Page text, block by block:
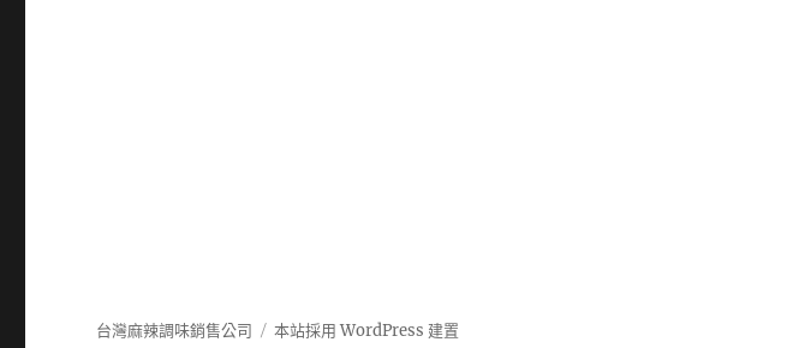
台灣麻辣調味銷售公司 本站採用 WordPress 建置